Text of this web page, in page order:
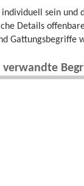
sein und
Details
Gattungsbegriffe
verwandte